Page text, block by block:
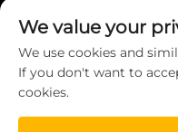
COPYRIGHT ©
TECHNOLOGY
We value your
We use cookies and
If you don't want to
cookies.